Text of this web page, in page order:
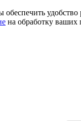
обеспечить
на обработку ваших